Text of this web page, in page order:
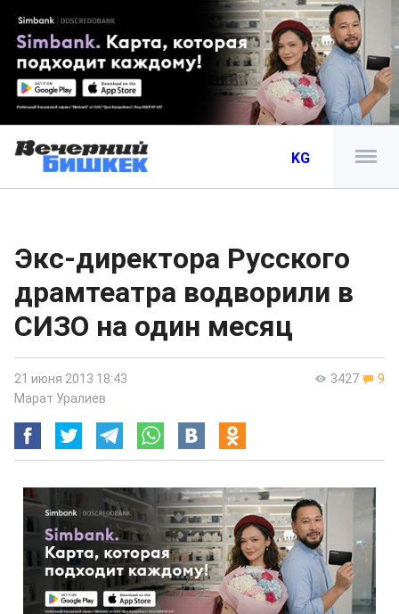
KG
Экс-директора Русского
драмтеатра водворили в
СИЗО на один месяц
3427 9
21 июня 2013 18:43
Марат Уралиев